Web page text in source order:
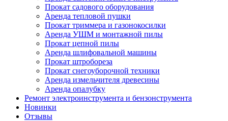
Прокат садового оборудования
Аренда тепловой пушки
Прокат триммера и газонокосилки
Аренда УШМ и монтажной пилы
Прокат цепной пилы
Аренда шлифовальной машины
Прокат штробореза
Прокат снегоуборочной техники
Аренда измельчителя древесины
Аренда опалубку
Ремонт электроинструмента и бензонструмента
Новинки
Отзывы